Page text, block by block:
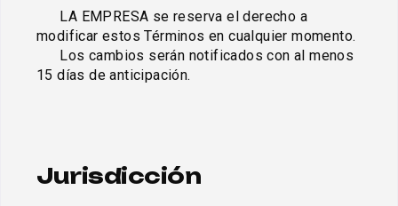
modificar estos Términos en cualquier momento.
15 días de anticipación.
Jurisdicción